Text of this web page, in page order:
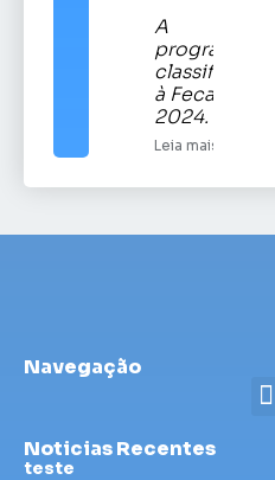
A
programação
classificatória
à Fecars
2024.
Leia mais
Navegação
Noticias Recentes
teste